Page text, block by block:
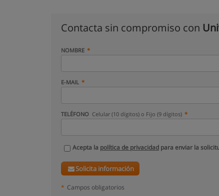
Contacta sin compromiso con
NOMBRE
E-MAIL
TELÉFONO Celular (10 dígitos) o Fijo (9 dígitos)
Acepta la política de privacidad para enviar la
Solicita información
* Campos obligatorios